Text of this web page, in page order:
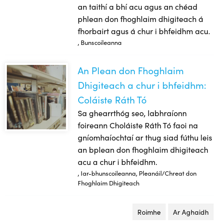
an taithí a bhí acu agus an chéad
phlean don fhoghlaim dhigiteach á
fhorbairt agus á chur i bhfeidhm acu.
, Bunscoileanna
An Plean don Fhoghlaim Dhigiteach a chur i bhfeidhm:
An Plean don Fhoghlaim
Dhigiteach a chur i bhfeidhm:
Coláiste Ráth Tó
Sa ghearrthóg seo, labhraíonn
foireann Choláiste Ráth Tó faoi na
gníomhaíochtaí ar thug siad fúthu leis
an bplean don fhoghlaim dhigiteach
acu a chur i bhfeidhm.
, Iar-bhunscoileanna, Pleanáil/Chreat don
Fhoghlaim Dhigiteach
Roimhe leathanach
Ar Aghaidh